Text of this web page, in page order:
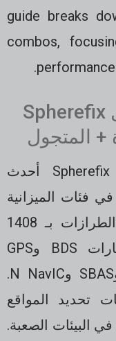
guide breaks
combos,
لماذا تبرز أجهزة استقبال Spherefix
تدمج أجهزة استقبال Spherefix GNSS أحدث
فئات الميزانية
والأسعار المعقولة. تتميز جميع الطرازات بـ 1408
قناة عالية السرعة، تدعم إشارات BDS وGPS
المواقع
الصعبة.